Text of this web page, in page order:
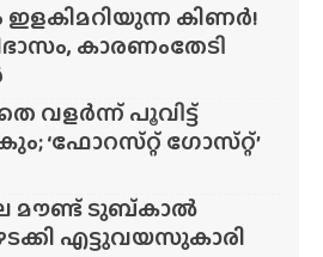
കിണർ!
കാരണംതേടി
വളർന്ന് പൂവിട്ട്
‘ഫോറസ്‌റ്റ്‌ ഗോസ്‌റ്റ്’
മൗണ്ട് ടുബ്‌കാൽ
എട്ടുവയസുകാരി